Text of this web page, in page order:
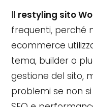
Il restyling sito
frequenti, perché
ecommerce
tema, builder o
gestione del sito,
problemi se non